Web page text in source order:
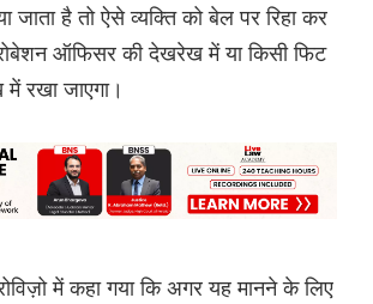
जाता है तो ऐसे व्यक्ति को बेल पर रिहा कर
ऑफिसर की देखरेख में या किसी फिट
रखा जाएगा।
में कहा गया कि अगर यह मानने के लिए